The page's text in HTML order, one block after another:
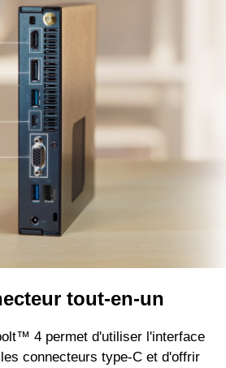
tout-en-un
4 permet d'utiliser l'interface
connecteurs type-C et d'offrir